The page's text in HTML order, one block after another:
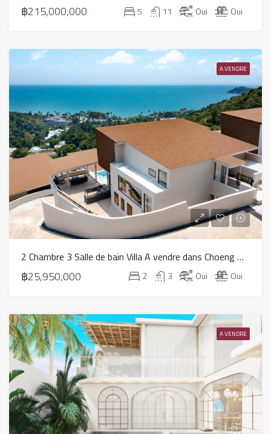
฿215,000,000 5 11 Oui Oui
A VENDRE
2 Chambre 3 Salle de bain Villa A vendre dans Choeng Mon – HS0819
฿25,950,000 2 3 Oui Oui
A VENDRE